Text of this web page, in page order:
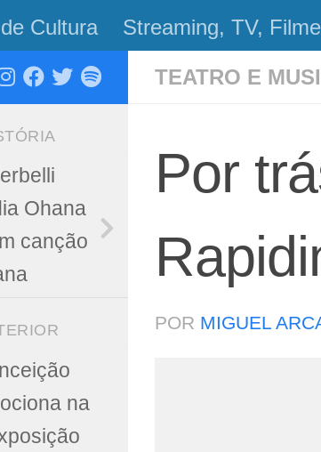
Cultura
Streaming, TV,
TEATRO E
Por
POR MIGUEL
Ohana
canção
na